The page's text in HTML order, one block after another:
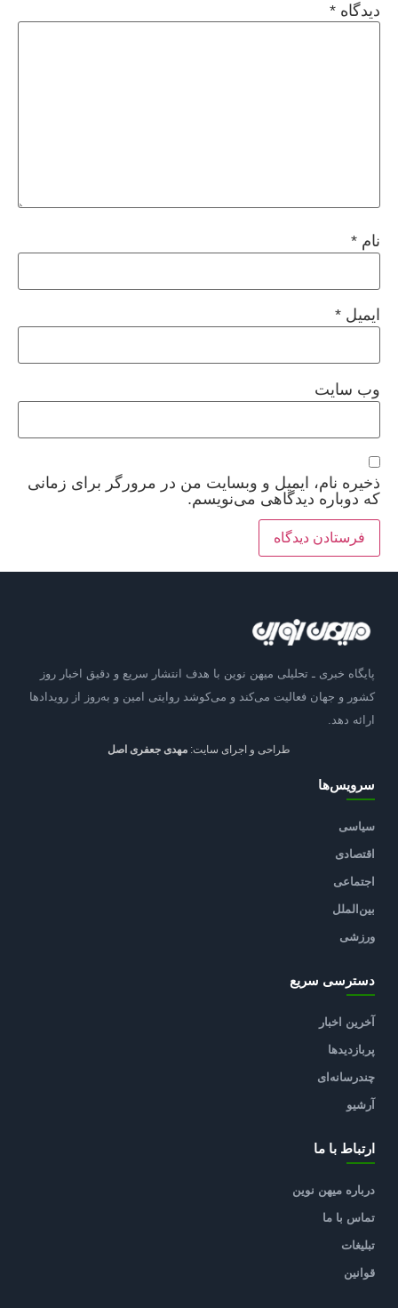
دیدگاه *
نام *
ایمیل *
وب‌ سایت
ذخیره نام، ایمیل و وبسایت من در مرورگر برای زمانی
که دوباره دیدگاهی می‌نویسم.
پایگاه خبری ـ تحلیلی میهن نوین با هدف انتشار سریع و دقیق اخبار روز
کشور و جهان فعالیت می‌کند و می‌کوشد روایتی امین و به‌روز از رویدادها
ارائه دهد.
طراحی و اجرای سایت: مهدی جعفری اصل
سرویس‌ها
سیاسی
اقتصادی
اجتماعی
بین‌الملل
ورزشی
دسترسی سریع
آخرین اخبار
پربازدیدها
چندرسانه‌ای
آرشیو
ارتباط با ما
درباره میهن نوین
تماس با ما
تبلیغات
قوانین